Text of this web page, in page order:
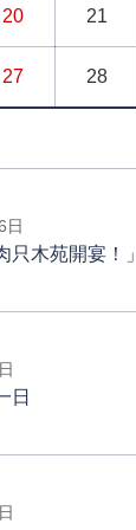
20 21
27 28
日
只木苑開宴！」
日